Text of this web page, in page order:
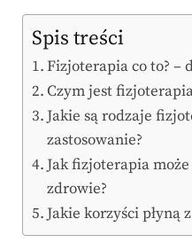
Spis treści
Fizjoterapia co to? –
Czym jest
Jakie są rodzaje
zastosowanie?
Jak fizjoterapia
zdrowie?
Jakie korzyści płyną